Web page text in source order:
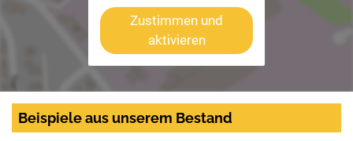
Zustimmen und
aktivieren
Beispiele aus unserem Bestand